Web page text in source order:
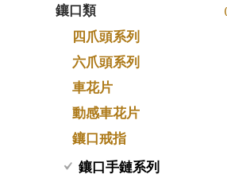
十字鏈系列
十字車花鏈系列
十字閃O鏈系列
十字錘打鏈系列
側身車花鏈系列
側身鏈系列
肖邦鏈系列
卷迫系列
螺絲迫系列
梅花迫系列
平臺迫系列
綫拍系列
美拍系列
耳針系列
鏈類配件
動感車花吊墜
調節珠系列
生圈扣系列
龍蝦扣系列
鴨俐制系列
字印牌系列
其他類配件
珠盤系列
袖口鈕系列
焊片及鐳射綫
空心車花管
珠類配件
無孔光身珠
空心光身珠
無孔批花珠
鑲口類
四爪頭系列
六爪頭系列
車花片
動感車花片
鑲口戒指
鑲口手鏈系列